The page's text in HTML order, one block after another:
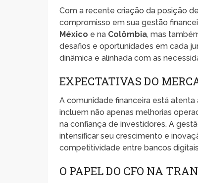
Com a recente criação da posição
compromisso em sua gestão
México e na Colômbia, mas
desafios e oportunidades em cada
dinâmica e alinhada com as
EXPECTATIVAS DO
A comunidade financeira está
incluem não apenas melhorias
na confiança de investidores. A
intensificar seu crescimento e
competitividade entre bancos
O PAPEL DO CFO NA